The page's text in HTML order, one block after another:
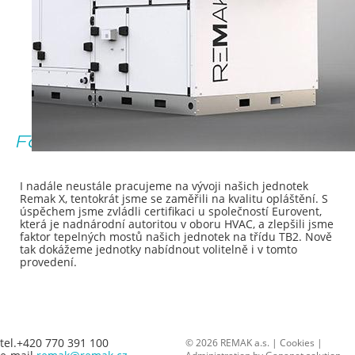
Faktor tepelných mostů TB2
I nadále neustále pracujeme na vývoji našich jednotek
Remak X, tentokrát jsme se zaměřili na kvalitu opláštění. S
úspěchem jsme zvládli certifikaci u společností Eurovent,
která je nadnárodní autoritou v oboru HVAC, a zlepšili jsme
faktor tepelných mostů našich jednotek na třídu TB2. Nově
tak dokážeme jednotky nabídnout volitelně i v tomto
provedení.
tel.+420 770 391 100
© 2026 REMAK a.s. | Cookies |